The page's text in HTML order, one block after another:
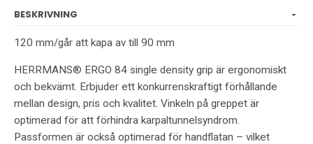
BESKRIVNING
120 mm/går att kapa av till 90 mm
HERRMANS® ERGO 84 single density grip är ergonomiskt
och bekvämt. Erbjuder ett konkurrenskraftigt förhållande
mellan design, pris och kvalitet. Vinkeln på greppet är
optimerad för att förhindra karpaltunnelsyndrom.
Passformen är också optimerad för handflatan – vilket